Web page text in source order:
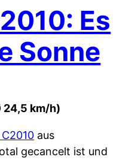
Es
Sonne
24,5 km/h)
aus
gecancelt ist und